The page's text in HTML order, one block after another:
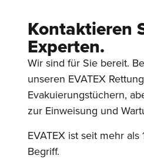
Kontaktieren
Experten.
Wir sind für Sie bereit.
unseren EVATEX
Evakuierungstüchern,
zur Einweisung und
EVATEX ist seit mehr
Begriff.